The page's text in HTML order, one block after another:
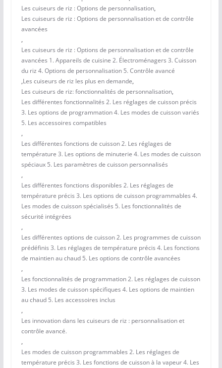
Les cuiseurs de riz : Options de personnalisation,
Les cuiseurs de riz : Options de personnalisation et de contrôle
avancées
,
Les cuiseurs de riz : Options de personnalisation et de contrôle
avancées 1. Appareils de cuisine 2. Électroménagers 3. Cuisson
du riz 4. Options de personnalisation 5. Contrôle avancé
,Les cuiseurs de riz les plus en demande,
Les cuiseurs de riz: fonctionnalités de personnalisation,
Les différentes fonctionnalités 2. Les réglages de cuisson précis
3. Les options de programmation 4. Les modes de cuisson variés
5. Les accessoires compatibles
,
Les différentes fonctions de cuisson 2. Les réglages de
température 3. Les options de minuterie 4. Les modes de cuisson
spéciaux 5. Les paramètres de cuisson personnalisés
,
Les différentes fonctions disponibles 2. Les réglages de
température précis 3. Les options de cuisson programmables 4.
Les modes de cuisson spécialisés 5. Les fonctionnalités de
sécurité intégrées
,
Les différentes options de cuisson 2. Les programmes de cuisson
prédéfinis 3. Les réglages de température précis 4. Les fonctions
de maintien au chaud 5. Les options de contrôle avancées
,
Les fonctionnalités de programmation 2. Les réglages de cuisson
3. Les modes de cuisson spécifiques 4. Les options de maintien
au chaud 5. Les accessoires inclus
,
Les innovation dans les cuiseurs de riz : personnalisation et
contrôle avancé.
,
Les modes de cuisson programmables 2. Les réglages de
température précis 3. Les fonctions de cuisson à la vapeur 4. Les